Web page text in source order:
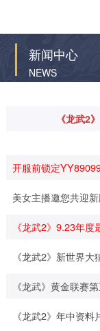
新闻中心
NEWS
《龙武2
开服前锁定
美女主播邀您共迎
《龙武2》9.23年
《龙武2》新世界
《龙武》黄金联赛
《龙武2》年中资